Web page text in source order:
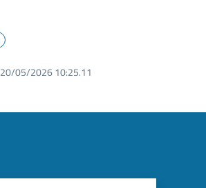
20/05/2026 10:25.11